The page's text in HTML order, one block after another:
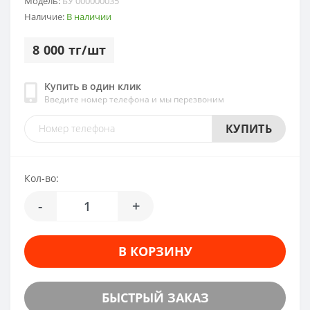
Наличие: В наличии
8 000 тг/шт
Купить в один клик
Введите номер телефона и мы перезвоним
КУПИТЬ
Кол-во:
- +
В КОРЗИНУ
БЫСТРЫЙ ЗАКАЗ